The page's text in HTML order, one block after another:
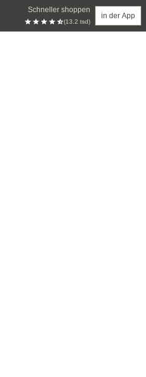
Schneller shoppen
(13.2 tsd)
in der App